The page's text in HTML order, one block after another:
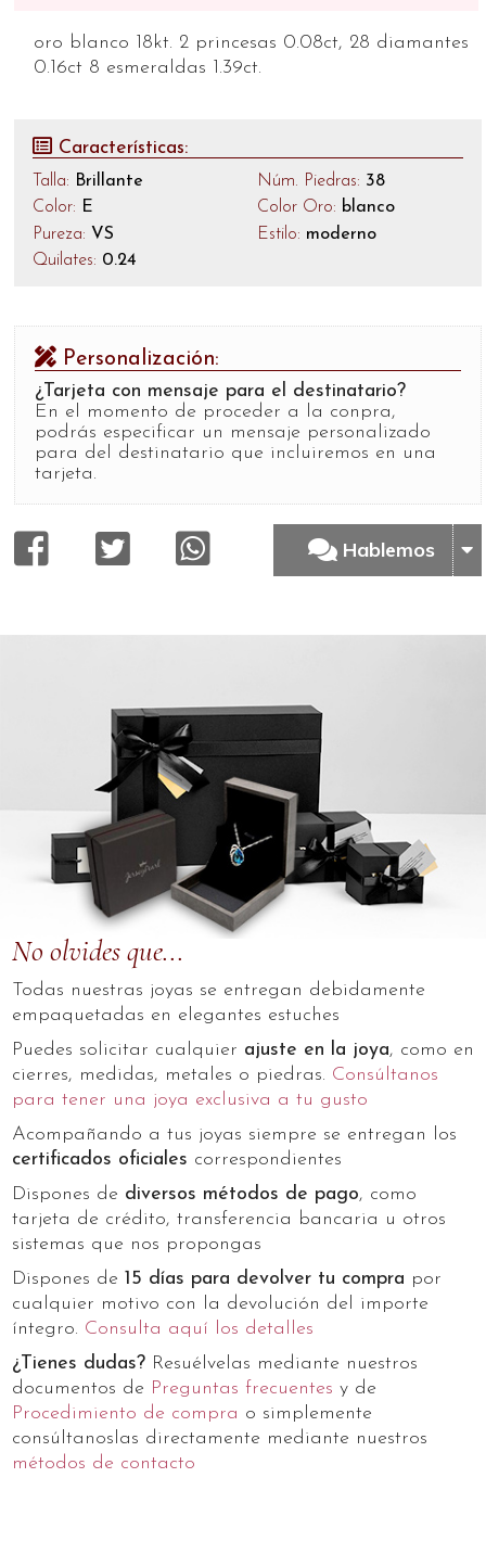
oro blanco 18kt. 2 princesas 0.08ct, 28 diamantes
0.16ct 8 esmeraldas 1.39ct.
Características:
Talla: Brillante
Color: E
Pureza: VS
Quilates: 0.24
Núm. Piedras: 38
Color Oro: blanco
Estilo: moderno
Personalización:
¿Tarjeta con mensaje para el destinatario?
En el momento de proceder a la conpra,
podrás especificar un mensaje personalizado
para del destinatario que incluiremos en una
tarjeta.
Hablemos
No olvides que...
Todas nuestras joyas se entregan debidamente
empaquetadas en elegantes estuches
Puedes solicitar cualquier ajuste en la joya, como en
cierres, medidas, metales o piedras. Consúltanos
para tener una joya exclusiva a tu gusto
Acompañando a tus joyas siempre se entregan los
certificados oficiales correspondientes
Dispones de diversos métodos de pago, como
tarjeta de crédito, transferencia bancaria u otros
sistemas que nos propongas
Dispones de15 días para devolver tu compra por
cualquier motivo con la devolución del importe
íntegro. Consulta aquí los detalles
¿Tienes dudas? Resuélvelas mediante nuestros
documentos de Preguntas frecuentes y de
Procedimiento de compra o simplemente
consúltanoslas directamente mediante nuestros
métodos de contacto